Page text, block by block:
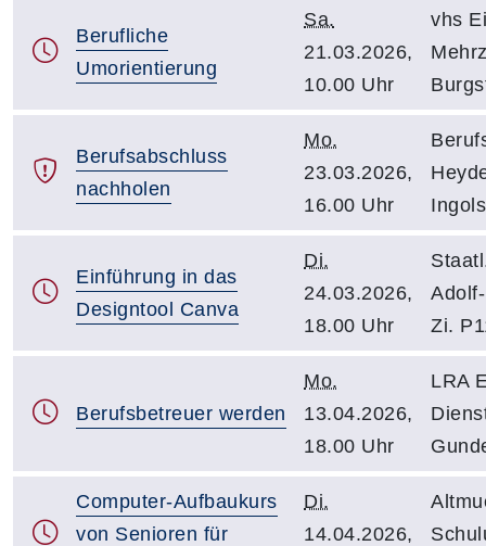
Berufliche
Umorientierung
Sa.
21.03.2026,
10.00 Uhr
vhs
Berufsabschluss
nachholen
Mo.
23.03.2026,
16.00 Uhr
Einführung in das
Designtool Canva
Di.
24.03.2026,
18.00 Uhr
Zi.
Berufsbetreuer werden
Mo.
13.04.2026,
18.00 Uhr
LRA
Computer-Aufbaukurs
von Senioren für
Di.
14.04.2026,